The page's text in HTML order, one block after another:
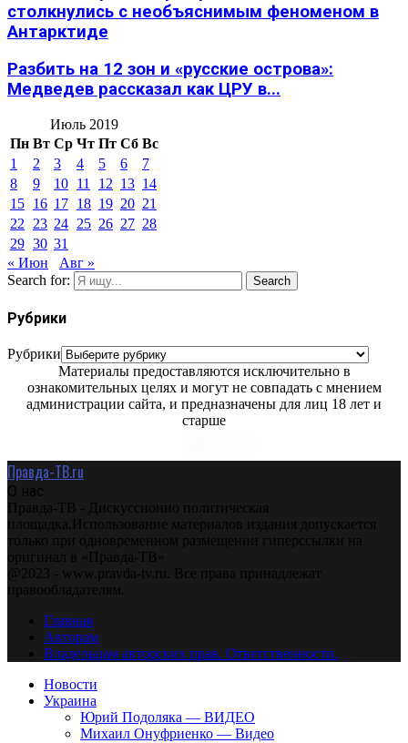
столкнулись с необъяснимым феноменом в
Антарктиде
Разбить на 12 зон и «русские острова»:
Медведев рассказал как ЦРУ в...
Июль 2019
Пн Вт Ср Чт Пт Сб Вс
1
2 3 4 5 6
7
8
9 10 11 12 13 14
15 16 17 18 19 20 21
22
23 24 25 26 27 28
29 30 31
« Июн
Авг »
Search for:
Search
Рубрики
Рубрики
Материалы предоставляются исключительно в
ознакомительных целях и могут не совпадать с мнением
администрации сайта, и предназначены для лиц 18 лет и
старше
Правда-ТВ.ru
О нас
Правда-ТВ - Дискуссионно политическая
площадка.Использование материалов издания допускается
только при одновременном размещении гиперссылки на
оригинал в «Правда-ТВ»
@2023 - www.pravda-tv.ru. Все права принадлежат
правообладателям.
Главная
Авторам
Владельцам авторских прав. Ответственности.
Новости
Украина
Юрий Подоляка — ВИДЕО
Михаил Онуфриенко — Видео